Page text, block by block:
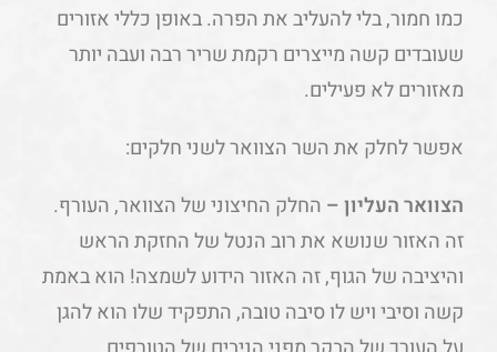
כמו חמור, בלי להעליב את הפרה. באופן כללי אזורים
שעובדים קשה מייצרים רקמת שריר רבה ועבה יותר
מאזורים לא פעילים.
אפשר לחלק את השר הצוואר לשני חלקים:
הצוואר העליון – החלק החיצוני של הצוואר, העורף.
זה האזור שנושא את רוב הנטל של החזקת הראש
והיציבה של הגוף, זה האזור הידוע לשמצה! הוא באמת
קשה וסיבי ויש לו סיבה טובה, התפקיד שלו הוא להגן